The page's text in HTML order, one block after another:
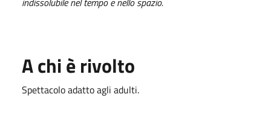
A chi è rivolto
Spettacolo adatto agli adulti.